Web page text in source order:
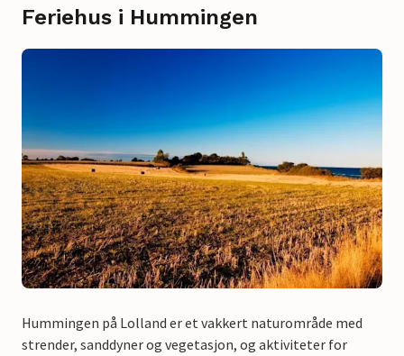
Feriehus i Hummingen
Hummingen på Lolland er et vakkert naturområde med
strender, sanddyner og vegetasjon, og aktiviteter for